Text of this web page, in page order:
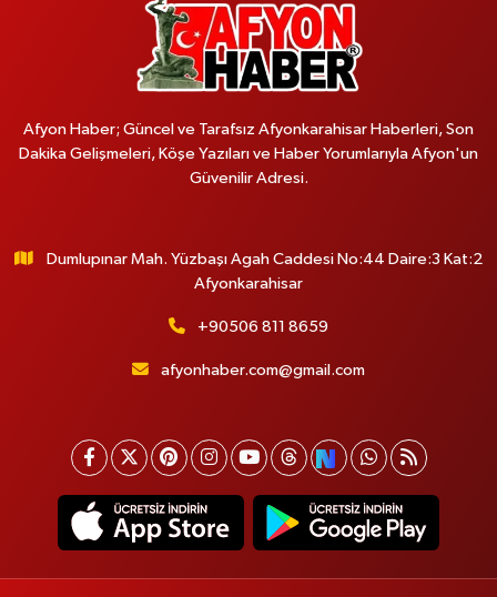
Afyon Haber; Güncel ve Tarafsız Afyonkarahisar Haberleri, Son
Dakika Gelişmeleri, Köşe Yazıları ve Haber Yorumlarıyla Afyon'un
Güvenilir Adresi.
Dumlupınar Mah. Yüzbaşı Agah Caddesi No:44 Daire:3 Kat:2
Afyonkarahisar
+90506 811 8659
afyonhaber.com@gmail.com